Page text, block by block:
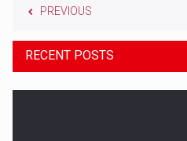
PREVIOUS
RECENT POSTS